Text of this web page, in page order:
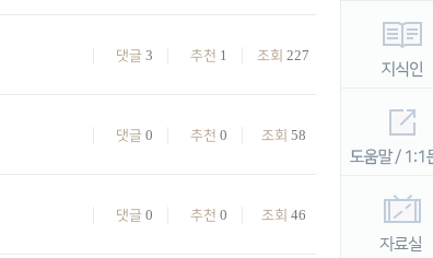
조회 227
추천 1
댓글 3
조회 58
추천 0
댓글 0
조회 46
추천 0
댓글 0